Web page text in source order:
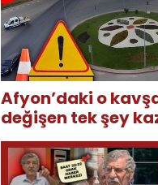
Afyon’daki o
değişen tek şey